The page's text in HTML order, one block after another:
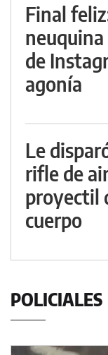
Final
de
agonía
Le
rifle de
proyectil
cuerpo
POLICIALES